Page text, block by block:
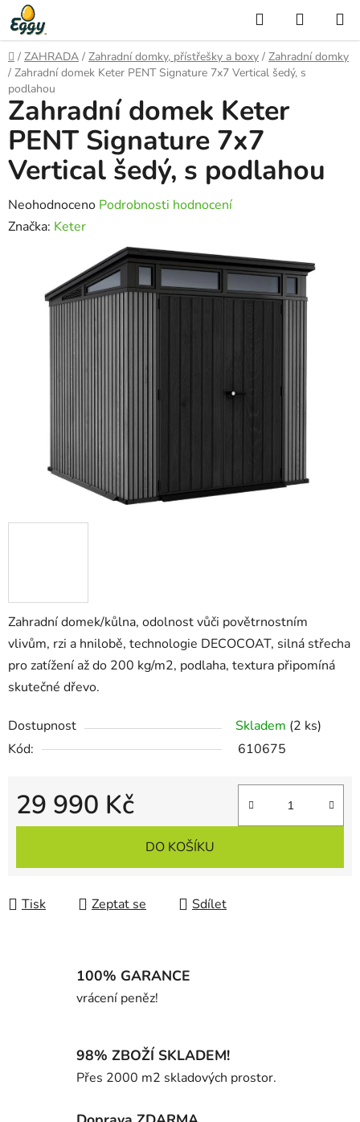
Přejít
na
obsah
Hledat
KOŠÍK
Domů
/ ZAHRADA / Zahradní domky, přístřešky a boxy / Zahradní domky
/ Zahradní domek Keter PENT Signature 7x7 Vertical šedý, s
podlahou
Zahradní domek/kůlna, odolnost vůči povětrnostním
vlivům, rzi a hnilobě, technologie DECOCOAT, silná střecha
pro zatížení až do 200 kg/m2, podlaha, textura připomíná
skutečné dřevo.
Dostupnost Skladem (2 ks)
Kód:
610675
29 990 Kč
Měrná cena:
DO KOŠÍKU
Tisk Zeptat se Sdílet
Zahradní domek Keter
PENT Signature 7x7
Vertical šedý, s podlahou
Průměrné
hodnocení
Neohodnoceno Podrobnosti hodnocení
Značka: Keter
100% GARANCE
vrácení peněz!
98% ZBOŽÍ SKLADEM!
Přes 2000 m2 skladových prostor.